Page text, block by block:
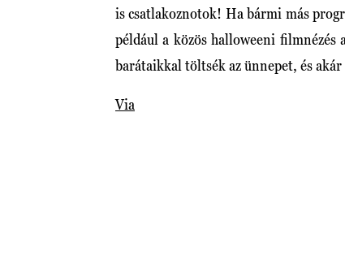
is csatlakoznotok! Ha bármi más
például a közös halloweeni filmnézés
barátaikkal töltsék az ünnepet, és
Via